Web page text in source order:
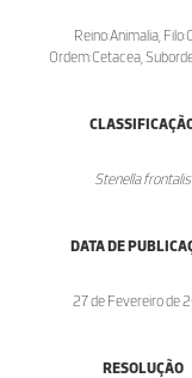
Reino:Animalia,
Ordem:Cetacea,
Stenella frontalis
DATA DE
27 de Fevereiro de
RESOLUÇÃO